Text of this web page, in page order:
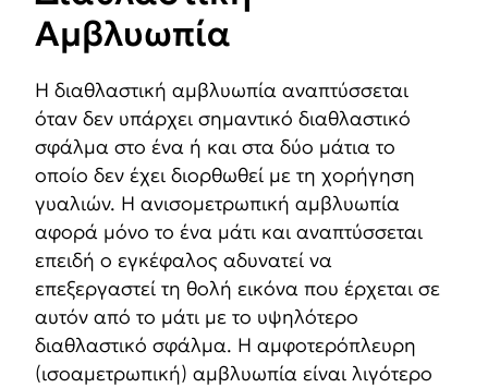
Αμβλυωπία
Η διαθλαστική αμβλυωπία αναπτύσσεται
όταν δεν υπάρχει σημαντικό διαθλαστικό
σφάλμα στο ένα ή και στα δύο μάτια το
οποίο δεν έχει διορθωθεί με τη χορήγηση
γυαλιών. Η ανισομετρωπική αμβλυωπία
αφορά μόνο το ένα μάτι και αναπτύσσεται
επειδή ο εγκέφαλος αδυνατεί να
επεξεργαστεί τη θολή εικόνα που έρχεται σε
αυτόν από το μάτι με το υψηλότερο
διαθλαστικό σφάλμα. Η αμφοτερόπλευρη
(ισοαμετρωπική) αμβλυωπία είναι λιγότερο